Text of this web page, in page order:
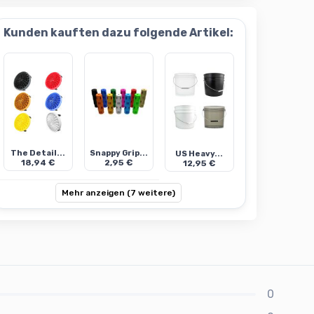
Kunden kauften dazu folgende Artikel:
The Detail...
18,94 €
Snappy Grip...
2,95 €
US Heavy...
12,95 €
Mehr anzeigen (7 weitere)
0